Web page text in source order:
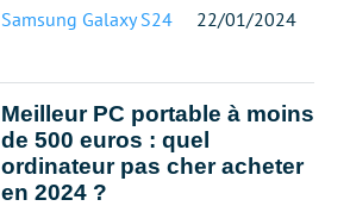
Samsung Galaxy S24 22/01/2024
Meilleur PC portable à moins
de 500 euros : quel
ordinateur pas cher acheter
en 2024 ?